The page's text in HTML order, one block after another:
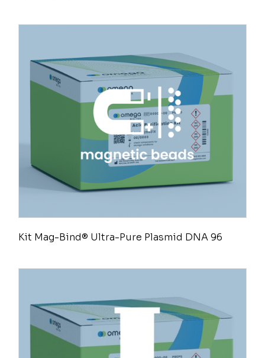
Kit Mag-Bind® Ultra-Pure Plasmid DNA 96